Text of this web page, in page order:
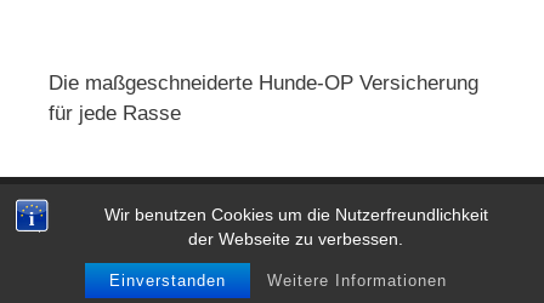
Wir benutzen Cookies um die Nutzerfreundlichkeit
der Webseite zu verbessen.
Einverstanden Weitere Informationen
Die maßgeschneiderte Hunde-OP Versicherung
für jede Rasse
Impressum|AGB|Datenschutz
© 2026 Hunde OP Versicherung: Test & Vergleich 2026